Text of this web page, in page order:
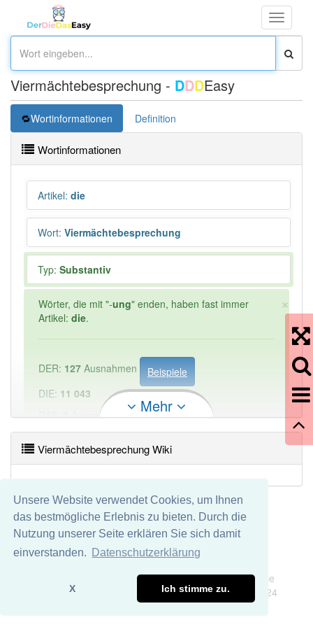
Unsere Website verwendet Cookies, um Ihnen
das bestmögliche Erlebnis zu bieten. Durch die
Nutzung unserer Seite erklären Sie sich damit
einverstanden.
Datenschutzerklärung
X Ich stimme zu.
Toggle
Viermächtebesprechung - DDDEasy
Wortinformationen Definition
Wortinformationen
Artikel: die
Wort: Viermächtebesprechung
Typ: Substantiv
×
Wörter, die mit "-ung" enden, haben fast immer
Artikel: die.
DER: 127 Ausnahmen
Beispiele
DIE: 11 043
DAS:2Ausnahmen Beispiele
Häufigkeit: 2 von 10
Wörter mit Endung-viermächtebesprechung
mit einem anderen Artikel: -1
96% unserer Spielapp-Nutzer haben den Artikel
Mehr
Viermächtebesprechung Wiki
Wir übernehmen keine Garantie und keine Haftung für die
Richtigkeit und Vollständigkeit dieser Seite. DDDEasy 2024